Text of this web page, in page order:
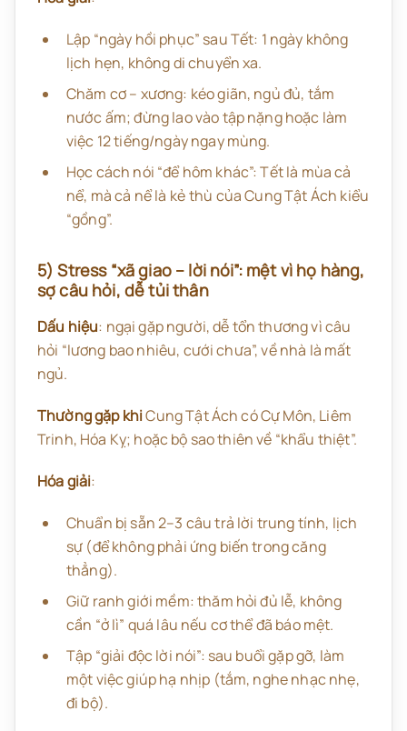
Lập “ngày hồi phục” sau Tết: 1 ngày không
lịch hẹn, không di chuyển xa.
Chăm cơ – xương: kéo giãn, ngủ đủ, tắm
nước ấm; đừng lao vào tập nặng hoặc làm
việc 12 tiếng/ngày ngay mùng.
Học cách nói “để hôm khác”: Tết là mùa cả
nể, mà cả nể là kẻ thù của Cung Tật Ách kiểu
“gồng”.
5) Stress “xã giao – lời nói”: mệt vì họ hàng,
sợ câu hỏi, dễ tủi thân
Dấu hiệu: ngại gặp người, dễ tổn thương vì câu
hỏi “lương bao nhiêu, cưới chưa”, về nhà là mất
ngủ.
Thường gặp khiCung Tật Ách có Cự Môn, Liêm
Trinh, Hóa Kỵ; hoặc bộ sao thiên về “khẩu thiệt”.
Hóa giải:
Chuẩn bị sẵn 2–3 câu trả lời trung tính, lịch
sự (để không phải ứng biến trong căng
thẳng).
Giữ ranh giới mềm: thăm hỏi đủ lễ, không
cần “ở lì” quá lâu nếu cơ thể đã báo mệt.
Tập “giải độc lời nói”: sau buổi gặp gỡ, làm
một việc giúp hạ nhịp (tắm, nghe nhạc nhẹ,
đi bộ).